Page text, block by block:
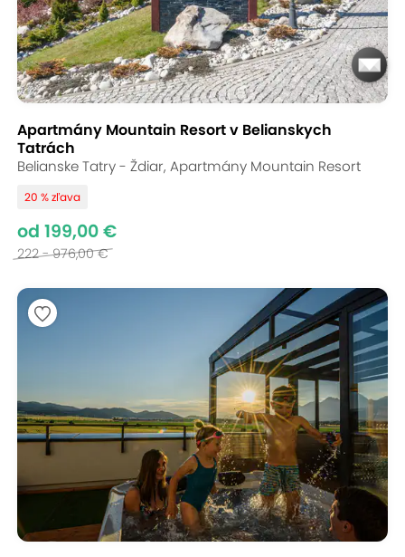
Apartmány Mountain Resort v Belianskych
Tatrách
Belianske Tatry - Ždiar, Apartmány Mountain Resort
20 % zľava
od 199,00 €
222 - 976,00 €